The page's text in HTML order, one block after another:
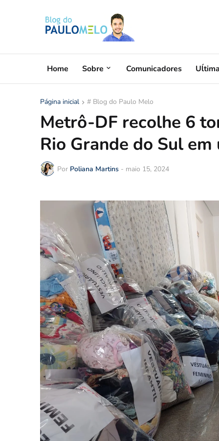
Home Sobre Comunicadores
Página inicial # Blog do Paulo Melo
Metrô-DF recolhe 6
Rio Grande do Sul em
Por Poliana Martins - maio 15, 2024